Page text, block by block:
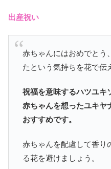
出産祝い
赤ちゃんにはおめでとう
たという気持ちを花で伝
祝福を意味するハツユキ
赤ちゃんを想ったユキヤ
おすすめです。
赤ちゃんを配慮して香り
る花を避けましょう。